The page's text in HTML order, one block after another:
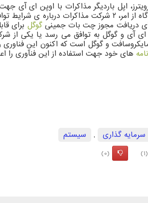
اپل باردیگر مذاکرات با اوپن
دریافت مجوز چت بات جمینیگوگل برای
آی و گوگل به توافق می رسد یا یکی از
و گوگل است که اکنون این فناوری
های خود جهت استفاده از این فنآوری را
سرمایه گذاری ,
سیستم
(1)
(0)